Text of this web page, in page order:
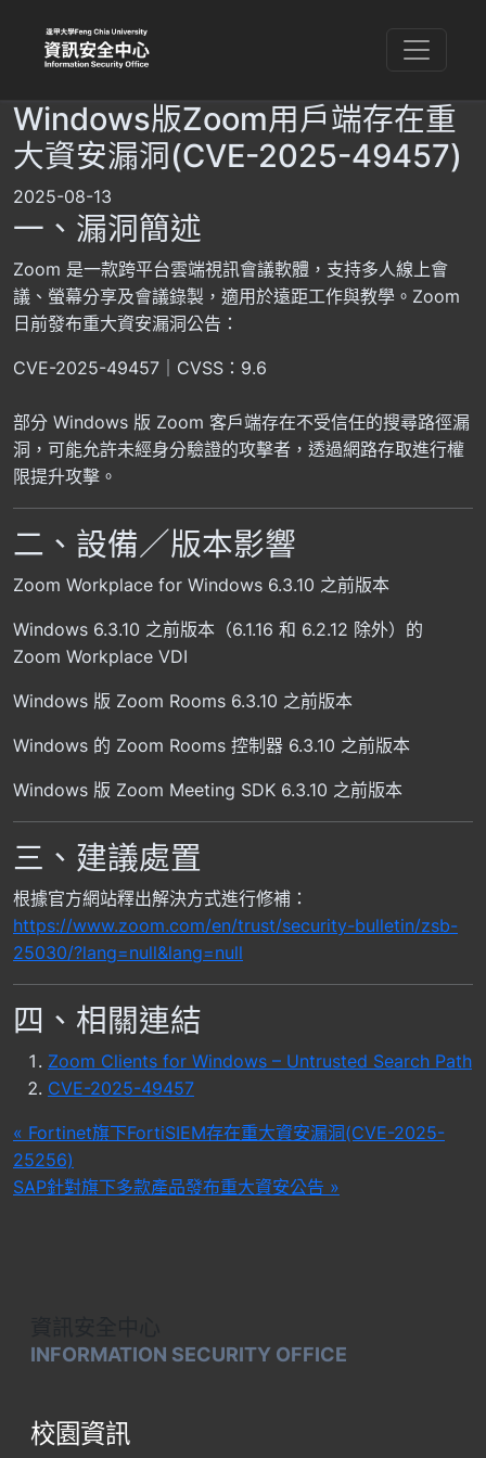
Windows版Zoom用戶端存在重
大資安漏洞(CVE-2025-49457)
2025-08-13
一、漏洞簡述
Zoom 是一款跨平台雲端視訊會議軟體，支持多人線上會
議、螢幕分享及會議錄製，適用於遠距工作與教學。Zoom
日前發布重大資安漏洞公告：
CVE-2025-49457｜CVSS：9.6
部分 Windows 版 Zoom 客戶端存在不受信任的搜尋路徑漏
洞，可能允許未經身分驗證的攻擊者，透過網路存取進行權
限提升攻擊。
二、設備／版本影響
Zoom Workplace for Windows 6.3.10 之前版本
Windows 6.3.10 之前版本（6.1.16 和 6.2.12 除外）的
Zoom Workplace VDI
Windows 版 Zoom Rooms 6.3.10 之前版本
Windows 的 Zoom Rooms 控制器 6.3.10 之前版本
Windows 版 Zoom Meeting SDK 6.3.10 之前版本
三、建議處置
根據官方網站釋出解決方式進行修補：
https://www.zoom.com/en/trust/security-bulletin/zsb-
25030/?lang=null&lang=null
四、相關連結
Zoom Clients for Windows – Untrusted Search Path
CVE-2025-49457
文
章
導
« Fortinet旗下FortiSIEM存在重大資安漏洞(CVE-2025-
25256)
SAP針對旗下多款產品發布重大資安公告 »
INFORMATION SECURITY OFFICE
校園資訊